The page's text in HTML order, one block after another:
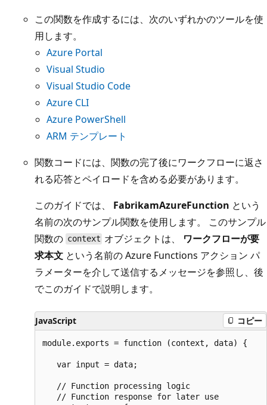
この関数を作成するには、次のいずれかのツールを使
用します。
Azure Portal
Visual Studio
Visual Studio Code
Azure CLI
Azure PowerShell
ARM テンプレート
関数コードには、関数の完了後にワークフローに返さ
れる応答とペイロードを含める必要があります。
このガイドでは、 FabrikamAzureFunction という
名前の次のサンプル関数を使用します。 このサンプル
関数の context オブジェクトは、 ワークフローが要
求本文 という名前の Azure Functions アクション パ
ラメーターを介して送信するメッセージを参照し、後
でこのガイドで説明します。
JavaScript コピー
module.exports = function (context, data) {
   var input = data;
   // Function processing logic
   // Function response for later use